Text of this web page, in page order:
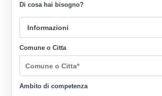
Di cosa hai bisogno?
Comune o Citta
Ambito di competenza